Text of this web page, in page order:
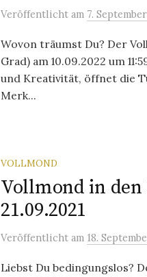
Veröffentlicht am 7.
Wovon träumst Du? Der
Grad) am 10.09.2022 um
und Kreativität, öffnet die
Merk...
VOLLMOND
Vollmond in den
21.09.2021
Veröffentlicht am 18.
Liebst Du bedingungslos?